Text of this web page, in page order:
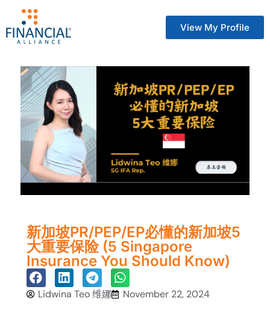
View My Profile
新加坡PR/PEP/EP必懂的新加坡5
大重要保险 (5 Singapore
Insurance You Should Know)
Lidwina Teo 维娜 November 22, 2024